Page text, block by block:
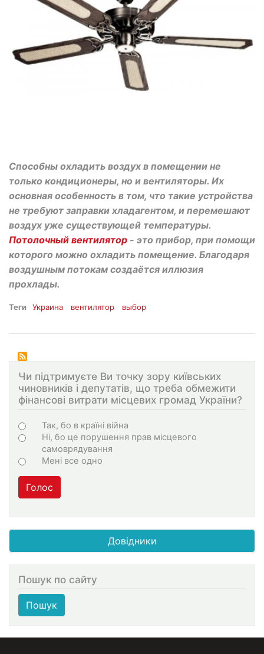
Способны охладить воздух в помещении не
только кондиционеры, но и вентиляторы. Их
основная особенность в том, что такие устройства
не требуют заправки хладагентом, и перемешают
воздух уже существующей температуры.
Потолочный вентилятор - это прибор, при помощи
которого можно охладить помещение. Благодаря
воздушным потокам создаётся иллюзия
прохлады.
Теги Украина вентилятор выбор
Чи підтримуєте Ви точку зору київських
чиновників і депутатів, що треба обмежити
фінансові витрати місцевих громад України?
Choices
Так, бо в країні війна
Ні, бо це порушення прав місцевого
самоврядування
Мені все одно
Голос
Довідники
Пошук по сайту
Пошук